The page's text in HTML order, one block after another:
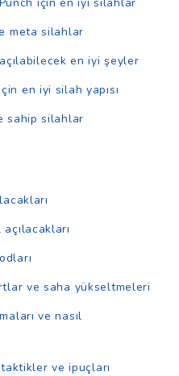
meta silahlar
en iyi şeyler
en iyi silah yapısı
sahip silahlar
ve saha yükseltmeleri
ve nasıl
ve ipuçları